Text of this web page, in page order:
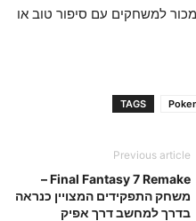
למשחקים עם סיפור טוב או
TAGS
Previous article
Final Fantasy 7 Remake –
משחק התפקידים המצויין כנראה
בדרך למחשב דרך אפיק